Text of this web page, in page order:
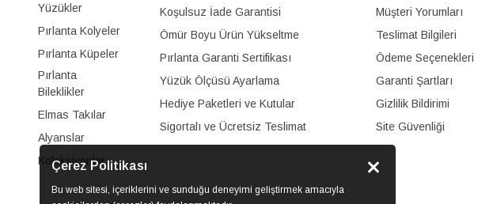
Çerez Politikası
Bu web sitesi, içeriklerini ve sunduğu deneyimi geliştirmek amacıyla
Yüzükler
Pırlanta Kolyeler
Pırlanta Küpeler
Pırlanta
Bileklikler
Elmas Takılar
Alyanslar
Koleksiyonlar
Koşulsuz İade Garantisi
Ömür Boyu Ürün Yükseltme
Pırlanta Garanti Sertifikası
Yüzük Ölçüsü Ayarlama
Hediye Paketleri ve Kutular
Sigortalı ve Ücretsiz Teslimat
Müşteri Yorumları
Teslimat Bilgileri
Ödeme Seçenekleri
Garanti Şartları
Gizlilik Bildirimi
Site Güvenliği